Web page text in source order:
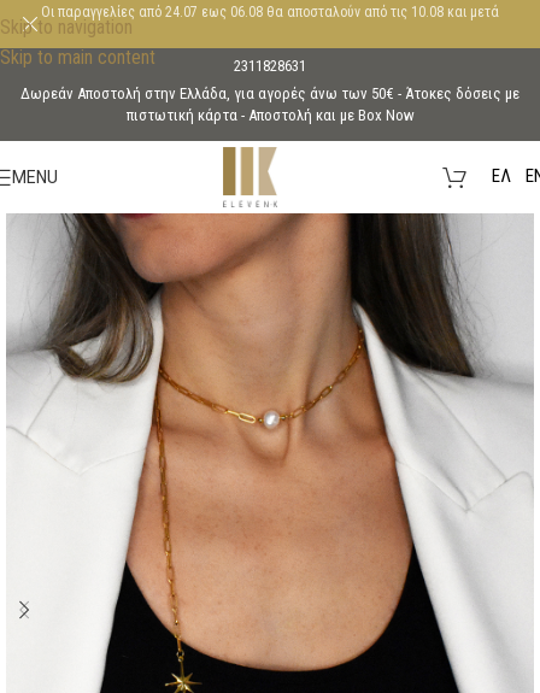
Skip to navigation
Skip to main content
Οι παραγγελίες από 24.07 εως 06.08 θα αποσταλούν από τις 10.08 και μετά
2311828631
Δωρεάν Αποστολή στην Ελλάδα, για αγορές άνω των 50€ - Άτοκες δόσεις με
πιστωτική κάρτα - Aποστολή και με Box Now
MENU EΛ